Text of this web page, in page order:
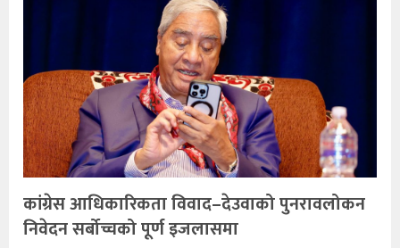
कांग्रेस आधिकारिकता विवाद–देउवाको पुनरावलोकन
निवेदन सर्बोच्चको पूर्ण इजलासमा